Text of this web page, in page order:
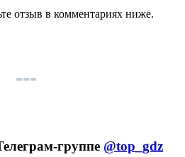
отзыв в комментариях ниже.
группе @top_gdz